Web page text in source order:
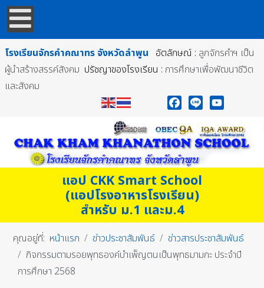
โรงเรียนจักรคำคณาทร จังหวัดลำพูน อัตลักษณ์ : ลูกจักรคำฯ เป็น
ผู้นำสร้างสรรค์สังคม ปรัชญาของโรงเรียน : การศึกษาเพื่อพัฒนาชีวิต
และสังคม
แอป CKK Smart School
(แอปโรงอาหารโรงเรียน)
สำหรับ ม.1 และม.4
คุณอยู่ที่: หน้าแรก ข่าวประชาสัมพันธ์
ข่าวสารประชาสัมพันธ์
กิจกรรมตามรอยพุทธองค์บำเพ็ญตนเป็นพุทธมามกะ ประจำปี
การศึกษา 2568